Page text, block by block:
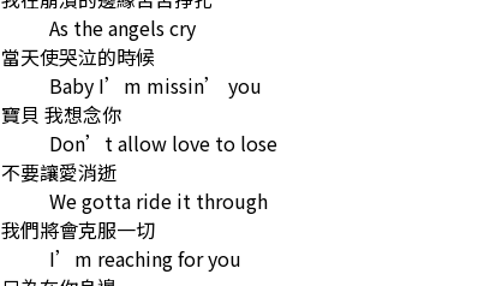
As the angels cry
當天使哭泣的時候
Baby I’m missin’ you
寶貝 我想念你
Don’t allow love to lose
不要讓愛消逝
We gotta ride it through
我們將會克服一切
I’m reaching for you